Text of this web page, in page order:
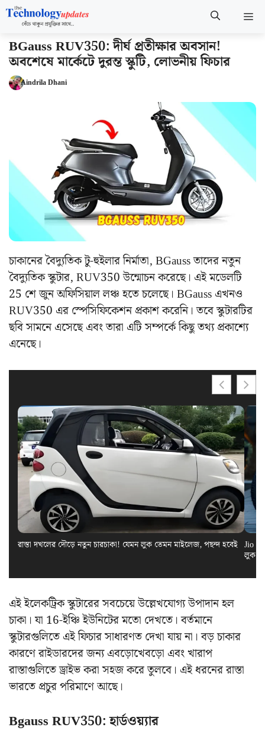
Skip
content
BGauss RUV350: দীর্ঘ প্রতীক্ষার অবসান!
অবশেষে মার্কেটে দুরন্ত স্কুটি, লোভনীয় ফিচার
Aindrila Dhani
চাকানের বৈদ্যুতিক টু-হুইলার নির্মাতা, BGauss তাদের নতুন
বৈদ্যুতিক স্কুটার, RUV350 উন্মোচন করেছে। এই মডেলটি
25 শে জুন অফিসিয়াল লঞ্চ হতে চলেছে। BGauss এখনও
RUV350 এর স্পেসিফিকেশন প্রকাশ করেনি। তবে স্কুটারটির
ছবি সামনে এসেছে এবং তারা এটি সম্পর্কে কিছু তথ্য প্রকাশ্যে
এনেছে।
রাস্তা দখলের দৌড়ে নতুন চারচাকা! যেমন লুক তেমন মাইলেজ, পছন্দ হবেই Jio
লুক
এই ইলেকট্রিক স্কুটারের সবচেয়ে উল্লেখযোগ্য উপাদান হল
চাকা। যা 16-ইঞ্চি ইউনিটের মতো দেখতে। বর্তমানে
স্কুটারগুলিতে এই ফিচার সাধারণত দেখা যায় না। বড় চাকার
কারণে রাইডারদের জন্য এবড়োখেবড়ো এবং খারাপ
রাস্তাগুলিতে ড্রাইভ করা সহজ করে তুলবে। এই ধরনের রাস্তা
ভারতে প্রচুর পরিমাণে আছে।
Bgauss RUV350: হার্ডওয়্যার